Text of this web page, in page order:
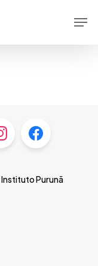
Instituto Purunã